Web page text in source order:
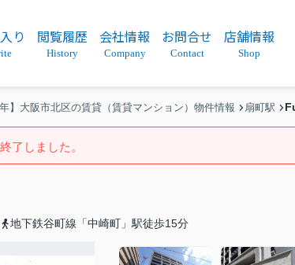
り 閲覧履歴
History
会社情報
Company
お問合せ
Contact
店舗情報
Shop
年】大阪市北区の賃貸（賃貸マンション）物件情報 扇町駅
了しました。
地下鉄谷町線「中崎町」駅徒歩15分